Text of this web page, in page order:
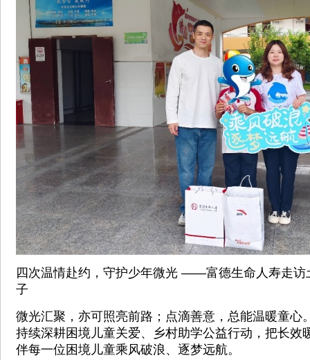
四次温情赴约，守护少年微光 ——富德生命人寿走访
子
微光汇聚，亦可照亮前路；点滴善意，总能温暖童心
持续深耕困境儿童关爱、乡村助学公益行动，把长效
伴每一位困境儿童乘风破浪、逐梦远航。